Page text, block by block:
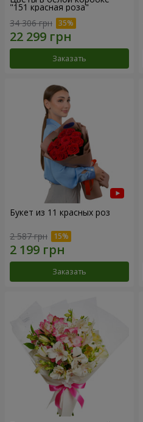
"151 красная роза"
34 306 грн
Заказать
Букет из 11 красных роз
2 587 грн
Заказать